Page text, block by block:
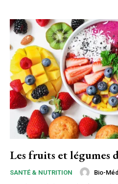
Les fruits et légumes
SANTÉ & NUTRITION Bio-